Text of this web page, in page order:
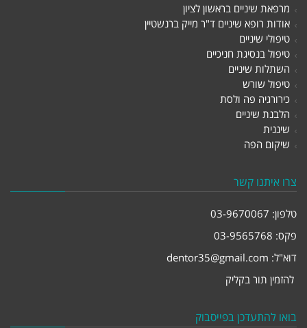
מרפאת שיניים בראשון לציון
אודות רופא שיניים ד"ר מייק ברנשטיין
טיפולי שיניים
טיפול בנסיגת חניכיים
השתלות שיניים
טיפול שורש
כירורגיה פה ולסת
הלבנת שיניים
שיננית
שיקום הפה
צרו איתנו קשר
טלפון: 03-9670067
פקס: 03-9565768
דוא"ל: dentor35@gmail.com
להזמין תור בקליק
בואו להתעדכן בפייסבוק